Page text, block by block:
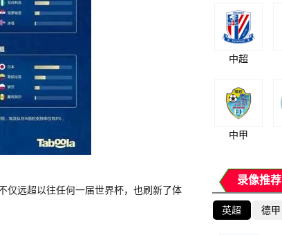
仅远超以往任何一届世界杯，也刷新了体
中超
中甲
录像推荐
英超 德甲